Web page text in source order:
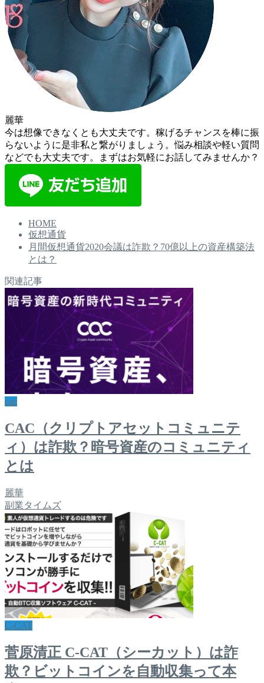
麗華
今は想像できなくとも大丈夫です。稼げるチャンスを棒に振
らないように是非私と繋がりましょう。悩み相談や軽い質問
などでも大丈夫です。まずはお気軽にお話してみませんか？
HOME
仮想通貨
月間仮想通貨2020会議は詐欺？70億以上の資産構築法
とは？
関連記事
cac
CAC（クリプトアセットコミュニテ
ィ）は詐欺？暗号資産のコミュニティ
とは
麗華
副業タイムズ
C-CAT
菅原清正 C-CAT（シーカット）は詐
欺？ビットコインを自動収集って本